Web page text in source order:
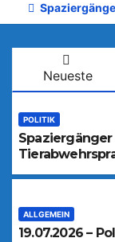
Neueste
POLITIK
ALLGEMEIN
19.07.2026 –